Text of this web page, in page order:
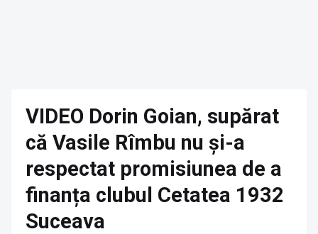
VIDEO Dorin Goian, supărat
că Vasile Rîmbu nu și-a
respectat promisiunea de a
finanța clubul Cetatea 1932
Suceava